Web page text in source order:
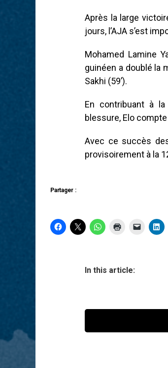
Après la large
jours, l’AJA s’est
Mohamed Lamine
guinéen a doublé la
Sakhi (59’).
En contribuant à la
blessure, Elo
Avec ce succès
provisoirement à la
Partager :
In this article: